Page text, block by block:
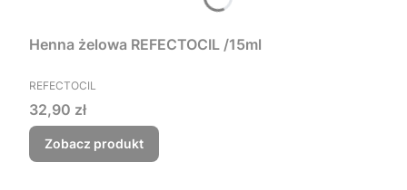
Henna żelowa REFECTOCIL /15ml
PRODUCENT
REFECTOCIL
Cena
32,90 zł
Zobacz produkt